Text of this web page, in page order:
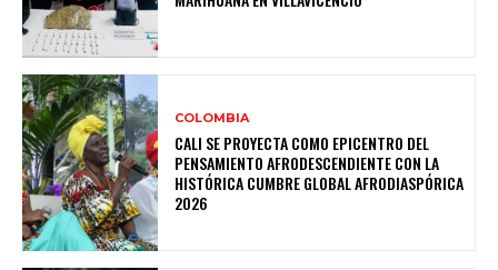
COLOMBIA
CALI SE PROYECTA COMO EPICENTRO DEL
PENSAMIENTO AFRODESCENDIENTE CON LA
HISTÓRICA CUMBRE GLOBAL AFRODIASPÓRICA
2026